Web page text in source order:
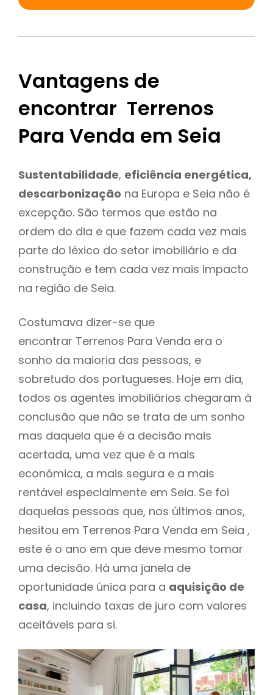
Vantagens de
encontrar Terrenos
Para Venda em Seia
Sustentabilidade, eficiência energética,
descarbonização na Europa e Seia não é
excepção. São termos que estão na
ordem do dia e que fazem cada vez mais
parte do léxico do setor imobiliário e da
construção e tem cada vez mais impacto
na região de Seia.
Costumava dizer-se que
encontrar Terrenos Para Venda era o
sonho da maioria das pessoas, e
sobretudo dos portugueses. Hoje em dia,
todos os agentes imobiliários chegaram à
conclusão que não se trata de um sonho
mas daquela que é a decisão mais
acertada, uma vez que é a mais
económica, a mais segura e a mais
rentável especialmente em Seia. Se foi
daquelas pessoas que, nos últimos anos,
hesitou em Terrenos Para Venda em Seia ,
este é o ano em que deve mesmo tomar
uma decisão. Há uma janela de
oportunidade única para a aquisição de
casa, incluindo taxas de juro com valores
aceitáveis para si.